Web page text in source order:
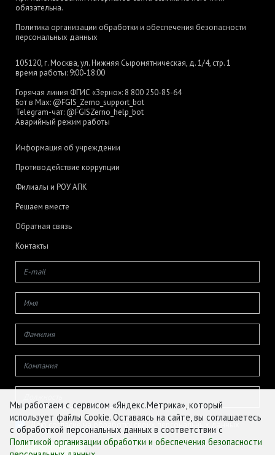
обязательна.
Политика организации обработки и обеспечения безопасности
персональных данных
105120, г. Москва, ул. Нижняя Сыромятническая, д. 1/4, стр. 1
время работы: 9:00-18:00
Горячая линия ФГИС «Зерно»: 8 800 250-85-64
Бот в Max: @FGIS_Zerno_support_bot
Telegram-чат: @FGISZerno_help_bot
Аварийный режим работы
Информация об учреждении
Противодействие коррупции
Филиалы и РОУ АПК
Решаем вместе
Обратная связь
Контакты
Даю согласие на обработку своих персональных данных
Мы работаем с сервисом «Яндекс.Метрика», который
использует файлы Cookie. Оставаясь на сайте, вы соглашаетесь
с обработкой персональных данных в соответствии с
Политикой организации обработки и обеспечения безопасности